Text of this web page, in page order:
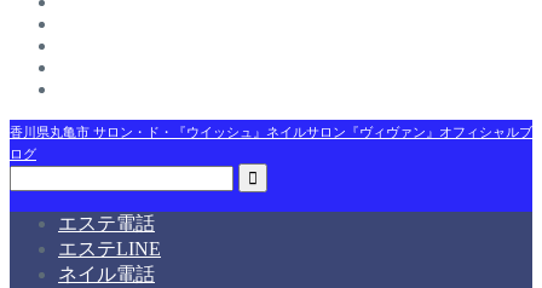
香川県丸亀市 サロン・ド・『ウイッシュ』ネイルサロン『ヴィヴァン』オフィシャルブ
ログ
エステ電話
エステLINE
ネイル電話